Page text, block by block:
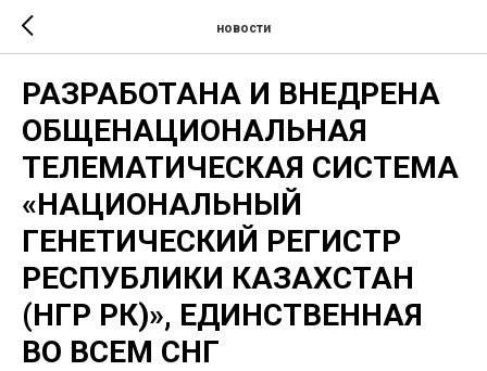
новости
РАЗРАБОТАНА И ВНЕДРЕНА
ОБЩЕНАЦИОНАЛЬНАЯ
ТЕЛЕМАТИЧЕСКАЯ СИСТЕМА
«НАЦИОНАЛЬНЫЙ
ГЕНЕТИЧЕСКИЙ РЕГИСТР
РЕСПУБЛИКИ КАЗАХСТАН
(НГР РК)», ЕДИНСТВЕННАЯ
ВО ВСЕМ СНГ